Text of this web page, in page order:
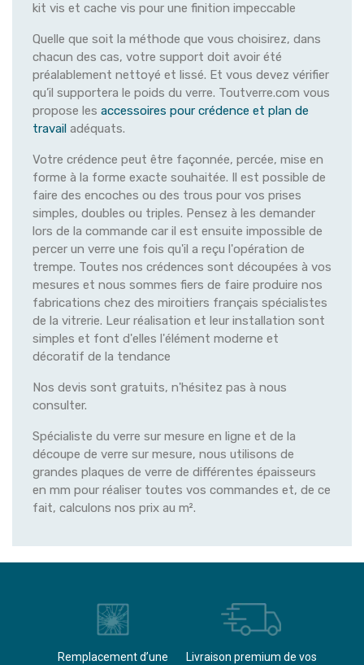
kit vis et cache vis pour une finition impeccable
Quelle que soit la méthode que vous choisirez, dans
chacun des cas, votre support doit avoir été
préalablement nettoyé et lissé. Et vous devez vérifier
qu’il supportera le poids du verre. Toutverre.com vous
propose les accessoires pour crédence et plan de
travail adéquats.
Votre crédence peut être façonnée, percée, mise en
forme à la forme exacte souhaitée. Il est possible de
faire des encoches ou des trous pour vos prises
simples, doubles ou triples. Pensez à les demander
lors de la commande car il est ensuite impossible de
percer un verre une fois qu'il a reçu l'opération de
trempe. Toutes nos crédences sont découpées à vos
mesures et nous sommes fiers de faire produire nos
fabrications chez des miroitiers français spécialistes
de la vitrerie. Leur réalisation et leur installation sont
simples et font d'elles l'élément moderne et
décoratif de la tendance
Nos devis sont gratuits, n'hésitez pas à nous
consulter.
Spécialiste du verre sur mesure en ligne et de la
découpe de verre sur mesure, nous utilisons de
grandes plaques de verre de différentes épaisseurs
en mm pour réaliser toutes vos commandes et, de ce
fait, calculons nos prix au m².
Remplacement d’une
Livraison premium de vos